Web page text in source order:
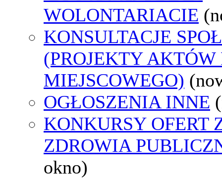
WOLONTARIACIE
KONSULTACJE
(PROJEKTY AKTÓW
MIEJSCOWEGO)
OGŁOSZENIA INNE
KONKURSY OFERT
ZDROWIA
okno)